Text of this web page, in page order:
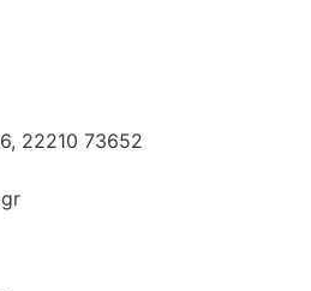
22210 73652